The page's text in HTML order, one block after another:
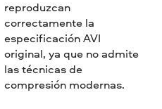
reproduzcan
correctamente la
especificación AVI
original, ya que no admite
las técnicas de
compresión modernas.